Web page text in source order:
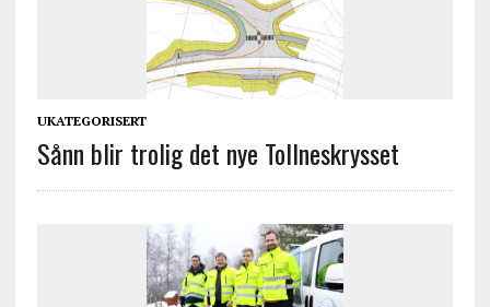
UKATEGORISERT
Sånn blir trolig det nye Tollneskrysset